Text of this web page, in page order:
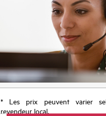
* Les prix peuvent varier
revendeur local.